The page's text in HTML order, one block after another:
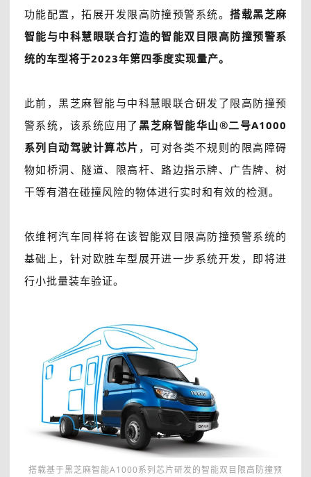
功能配置，拓展开发限高防撞预警系统。搭载黑芝麻
智能与中科慧眼联合打造的智能双目限高防撞预警系
统的车型将于2023年第四季度实现量产。
此前，黑芝麻智能与中科慧眼联合研发了限高防撞预
警系统，该系统应用了 黑芝麻智能华山®二号A1000
系列自动驾驶计算芯片 ，可对各类不规则的限高障碍
物如桥洞、隧道、限高杆、路边指示牌、广告牌、树
干等有潜在碰撞风险的物体进行实时和有效的检测。
依维柯汽车同样将在该智能双目限高防撞预警系统的
基础上，针对欧胜车型展开进一步系统开发，即将进
行小批量装车验证。
搭载基于黑芝麻智能A1000系列芯片研发的智能双目限高防撞预